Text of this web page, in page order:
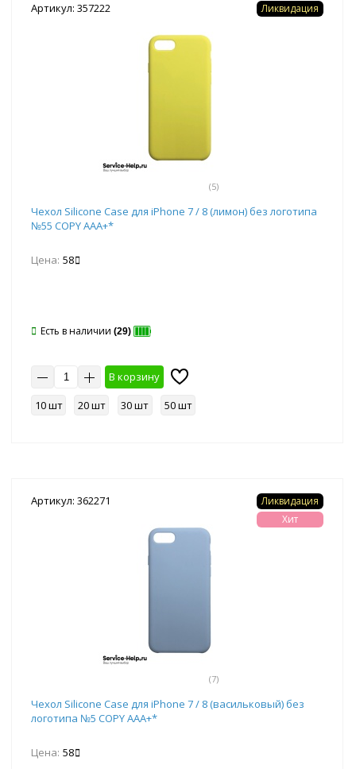
Артикул: 357222
(5)
Ликвидация
Чехол Silicone Case для iPhone 7 / 8 (лимон) без логотипа
№55 COPY AAA+*
Цена: 58
Есть в наличии (29)
В корзину
10 шт
20 шт 30 шт 50 шт
Артикул: 362271
(7)
Ликвидация
Хит
Чехол Silicone Case для iPhone 7 / 8 (васильковый) без
логотипа №5 COPY AAA+*
Цена: 58